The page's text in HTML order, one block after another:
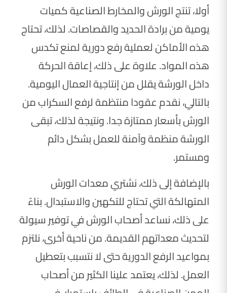
أولا، تنتج الورش والمخارط الصناعية كميات
يومية من برادة الحديد والقصاصات. لذلك، تحتاج
هذه الأماكن لعملية رفع دورية لمنع تكدس
هذه المواد. علاوة على ذلك، إعاقة الحركة
داخل الورشة يقلل من إنتاجية العمال اليومية.
بالتالي، نقدم عقودا منتظمة لرفع السكراب من
الورش بأسعار ممتازة جدا. ونتيجة لذلك، تبقى
الورشة منظمة وآمنة للعمل بشكل دائم
ومستمر.
بالإضافة إلى ذلك، نشتري معدات الورش
المتهالكة التي تحتاج للتكهين والاستبدال. بناءً
على ذلك، نساعد أصحاب الورش في توفير سيولة
لتحديث معداتهم القديمة. من ناحية أخرى، نلتزم
بمواعيد الرفع الدورية حتى لا نتسبب بتعطيل
العمل. لذلك، يعتمد علينا الكثير من أصحاب